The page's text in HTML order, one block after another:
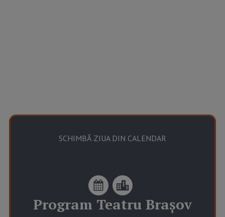
SCHIMBĂ ZIUA DIN CALENDAR
Program Teatru Brașov